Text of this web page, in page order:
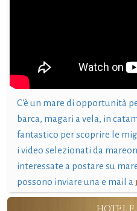
C'è un mare di opportunità
barca, magari a vela, in
fantastico per scoprire le
i video selezionati da
interessate a postare su
possono inviare una e mail a